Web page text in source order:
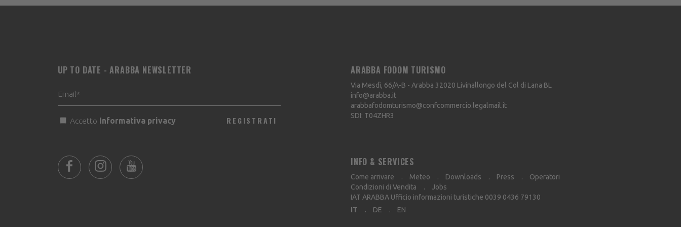
UP TO DATE - ARABBA NEWSLETTER
Accetto Informativa privacy REGISTRATI
ARABBA FODOM TURISMO
Via Mesdì, 66/A-B - Arabba 32020 Livinallongo del Col di Lana BL
info@arabba.it
arabbafodomturismo@confcommercio.legalmail.it
SDI: T04ZHR3
INFO & SERVICES
Come arrivare Meteo Downloads Press
Operatori
Condizioni di Vendita
Jobs
IAT ARABBA Ufficio informazioni turistiche 0039 0436 79130
IT
DE EN